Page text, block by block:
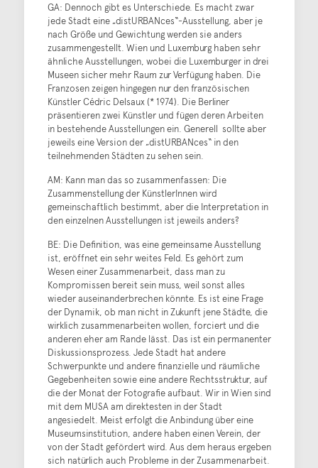
GA: Dennoch gibt es Unterschiede. Es macht zwar
jede Stadt eine „distURBANces“-Ausstellung, aber je
nach Größe und Gewichtung werden sie anders
zusammengestellt. Wien und Luxemburg haben sehr
ähnliche Ausstellungen, wobei die Luxemburger in drei
Museen sicher mehr Raum zur Verfügung haben. Die
Franzosen zeigen hingegen nur den französischen
Künstler Cédric Delsaux (* 1974). Die Berliner
präsentieren zwei Künstler und fügen deren Arbeiten
in bestehende Ausstellungen ein. Generell sollte aber
jeweils eine Version der „distURBANces“ in den
teilnehmenden Städten zu sehen sein.
AM: Kann man das so zusammenfassen: Die
Zusammenstellung der KünstlerInnen wird
gemeinschaftlich bestimmt, aber die Interpretation in
den einzelnen Ausstellungen ist jeweils anders?
BE: Die Definition, was eine gemeinsame Ausstellung
ist, eröffnet ein sehr weites Feld. Es gehört zum
Wesen einer Zusammenarbeit, dass man zu
Kompromissen bereit sein muss, weil sonst alles
wieder auseinanderbrechen könnte. Es ist eine Frage
der Dynamik, ob man nicht in Zukunft jene Städte, die
wirklich zusammenarbeiten wollen, forciert und die
anderen eher am Rande lässt. Das ist ein permanenter
Diskussionsprozess. Jede Stadt hat andere
Schwerpunkte und andere finanzielle und räumliche
Gegebenheiten sowie eine andere Rechtsstruktur, auf
die der Monat der Fotografie aufbaut. Wir in Wien sind
mit dem MUSA am direktesten in der Stadt
angesiedelt. Meist erfolgt die Anbindung über eine
Museumsinstitution, andere haben einen Verein, der
von der Stadt gefördert wird. Aus dem heraus ergeben
sich natürlich auch Probleme in der Zusammenarbeit.